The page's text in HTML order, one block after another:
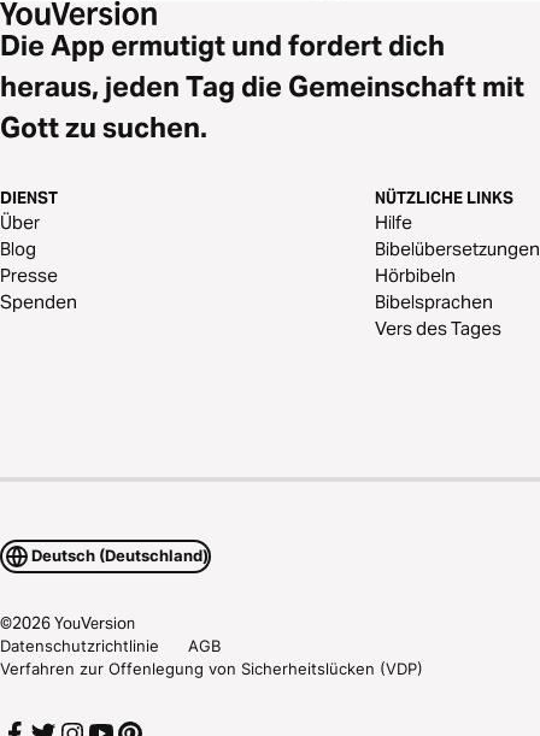
Die App ermutigt und fordert dich
heraus, jeden Tag die Gemeinschaft mit
Gott zu suchen.
DIENST
Über
Blog
Presse
Spenden
NÜTZLICHE LINKS
Hilfe
Bibelübersetzungen
Hörbibeln
Bibelsprachen
Vers des Tages
Deutsch (Deutschland)
©2026YouVersion
Datenschutzrichtlinie
AGB
Verfahren zur Offenlegung von Sicherheitslücken (VDP)